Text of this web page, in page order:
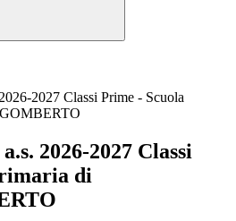
2027 Classi Prime - Scuola
2026-2027 Classi
di